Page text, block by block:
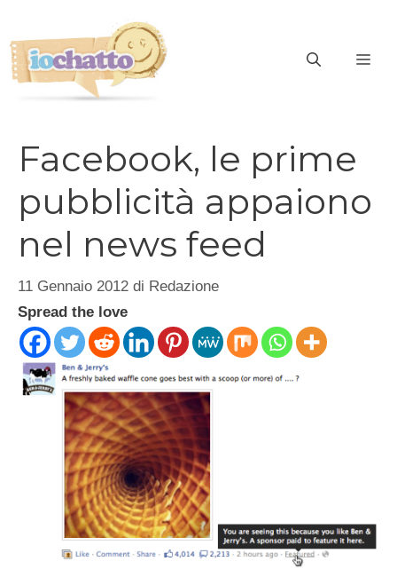
contenuto
Facebook, le prime
pubblicità appaiono
nel news feed
11 Gennaio 2012 di Redazione
Spread the love